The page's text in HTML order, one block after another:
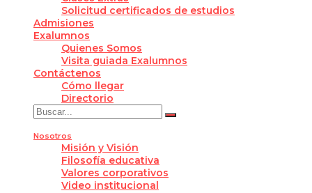
Solicitud certificados de estudios
Admisiones
Exalumnos
Quienes Somos
Visita guiada Exalumnos
Contáctenos
Cómo llegar
Directorio
Nosotros
Misión y Visión
Filosofía educativa
Valores corporativos
Video institucional